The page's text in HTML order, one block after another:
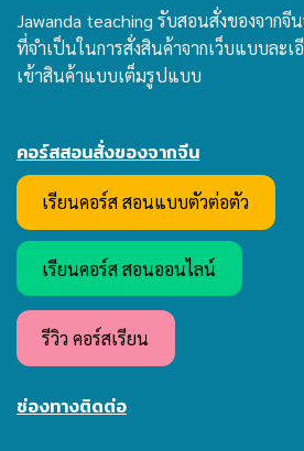
Jawanda teaching รับสอนสั่งของจากจี
ที่จำเป็นในการสั่งสินค้าจากเว็บแบบละ
เข้าสินค้าแบบเต็มรูปแบบ
คอร์สสอนสั่งของจากจีน
เรียนคอร์ส สอนแบบตัวต่อตัว
เรียนคอร์ส สอนออนไลน์
รีวิว คอร์สเรียน
ช่องทางติดต่อ